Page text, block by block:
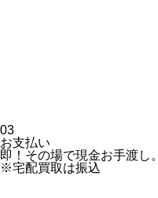
03
お支払い
即！その場で現金お手渡し。
※宅配買取は振込